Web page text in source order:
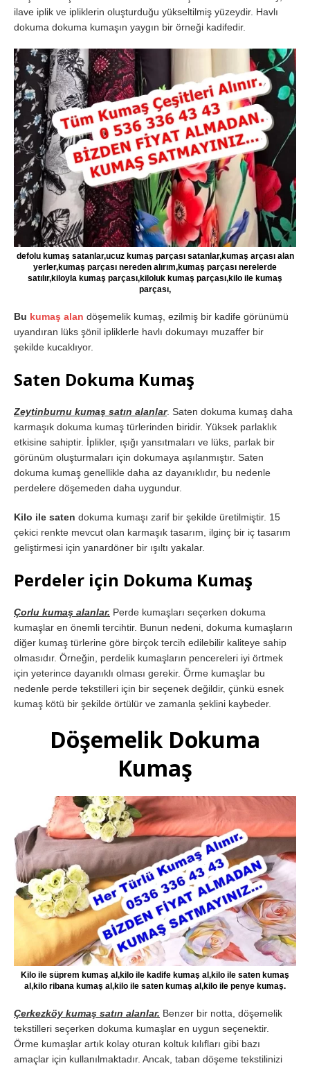
ilave iplik ve ipliklerin oluşturduğu yükseltilmiş yüzeydir. Havlı
dokuma dokuma kumaşın yaygın bir örneği kadifedir.
defolu kumaş satanlar,ucuz kumaş parçası satanlar,kumaş arçası alan
yerler,kumaş parçası nereden alırım,kumaş parçası nerelerde
satılır,kiloyla kumaş parçası,kiloluk kumaş parçası,kilo ile kumaş
parçası,
Bu kumaş alan döşemelik kumaş, ezilmiş bir kadife görünümü
uyandıran lüks şönil ipliklerle havlı dokumayı muzaffer bir
şekilde kucaklıyor.
Saten Dokuma Kumaş
Zeytinburnu kumaş satın alanlar. Saten dokuma kumaş daha
karmaşık dokuma kumaş türlerinden biridir. Yüksek parlaklık
etkisine sahiptir. İplikler, ışığı yansıtmaları ve lüks, parlak bir
görünüm oluşturmaları için dokumaya aşılanmıştır. Saten
dokuma kumaş genellikle daha az dayanıklıdır, bu nedenle
perdelere döşemeden daha uygundur.
Kilo ile saten dokuma kumaşı zarif bir şekilde üretilmiştir. 15
çekici renkte mevcut olan karmaşık tasarım, ilginç bir iç tasarım
geliştirmesi için yanardöner bir ışıltı yakalar.
Perdeler için Dokuma Kumaş
Çorlu kumaş alanlar. Perde kumaşları seçerken dokuma
kumaşlar en önemli tercihtir. Bunun nedeni, dokuma kumaşların
diğer kumaş türlerine göre birçok tercih edilebilir kaliteye sahip
olmasıdır. Örneğin, perdelik kumaşların pencereleri iyi örtmek
için yeterince dayanıklı olması gerekir. Örme kumaşlar bu
nedenle perde tekstilleri için bir seçenek değildir, çünkü esnek
kumaş kötü bir şekilde örtülür ve zamanla şeklini kaybeder.
Döşemelik Dokuma
Kumaş
Kilo ile süprem kumaş al,kilo ile kadife kumaş al,kilo ile saten kumaş
al,kilo ribana kumaş al,kilo ile saten kumaş al,kilo ile penye kumaş.
Çerkezköy kumaş satın alanlar. Benzer bir notta, döşemelik
tekstilleri seçerken dokuma kumaşlar en uygun seçenektir.
Örme kumaşlar artık kolay oturan koltuk kılıfları gibi bazı
amaçlar için kullanılmaktadır. Ancak, taban döşeme tekstilinizi